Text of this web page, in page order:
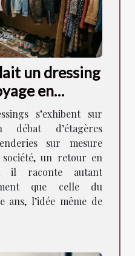
un dressing
en
s’exhibent sur
débat d’étagères
sur mesure
société, un retour en
il raconte autant
que celle du
l’idée même de